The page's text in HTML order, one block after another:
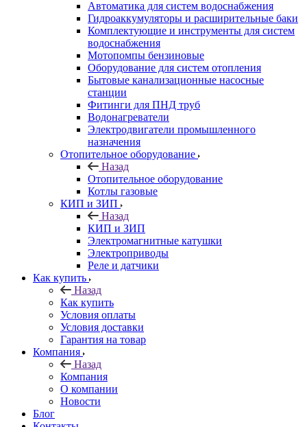
Автоматика для систем водоснабжения
Гидроаккумуляторы и расширительные баки
Комплектующие и инструменты для систем
водоснабжения
Мотопомпы бензиновые
Оборудование для систем отопления
Бытовые канализационные насосные
станции
Фитинги для ПНД труб
Водонагреватели
Электродвигатели промышленного
назначения
Отопительное оборудование
Назад
Отопительное оборудование
Котлы газовые
КИП и ЗИП
Назад
КИП и ЗИП
Электромагнитные катушки
Электроприводы
Реле и датчики
Как купить
Назад
Как купить
Условия оплаты
Условия доставки
Гарантия на товар
Компания
Назад
Компания
О компании
Новости
Блог